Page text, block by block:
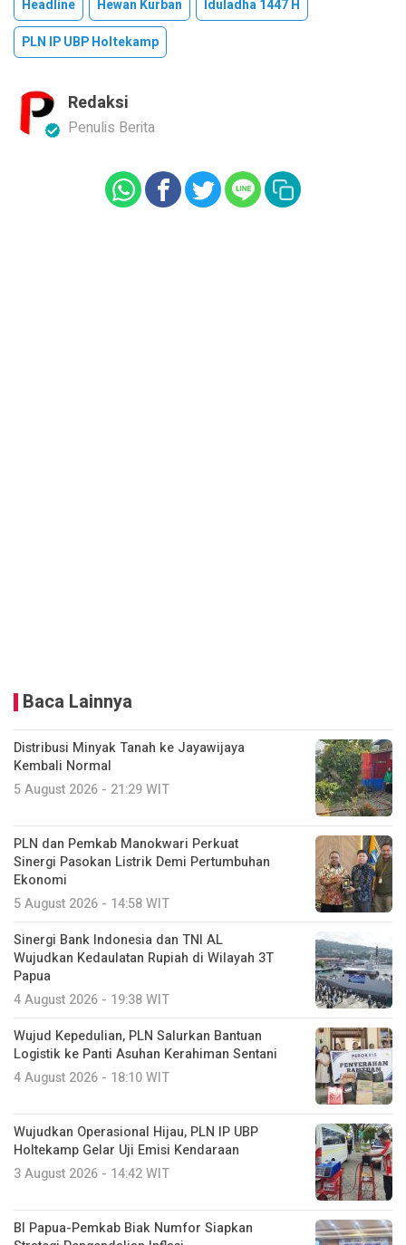
Headline Hewan Kurban
Iduladha 1447 H
PLN IP UBP Holtekamp
Redaksi
Penulis Berita
Baca Lainnya
Distribusi Minyak Tanah ke Jayawijaya
Kembali Normal
5 August 2026 - 21:29 WIT
PLN dan Pemkab Manokwari Perkuat
Sinergi Pasokan Listrik Demi Pertumbuhan
Ekonomi
5 August 2026 - 14:58 WIT
Sinergi Bank Indonesia dan TNI AL
Wujudkan Kedaulatan Rupiah di Wilayah 3T
Papua
4 August 2026 - 19:38 WIT
Wujud Kepedulian, PLN Salurkan Bantuan
Logistik ke Panti Asuhan Kerahiman Sentani
4 August 2026 - 18:10 WIT
Wujudkan Operasional Hijau, PLN IP UBP
Holtekamp Gelar Uji Emisi Kendaraan
3 August 2026 - 14:42 WIT
BI Papua-Pemkab Biak Numfor Siapkan